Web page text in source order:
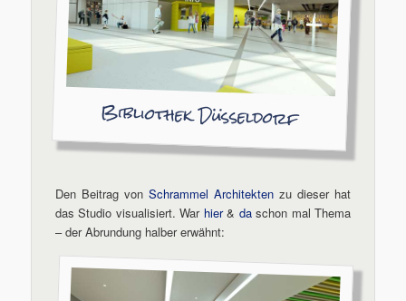
Bibliothek Düsseldorf
Den Beitrag vonSchrammel Architekten zu dieser hat
das Studio visualisiert. War hier& daschon mal Thema
– der Abrundung halber erwähnt: